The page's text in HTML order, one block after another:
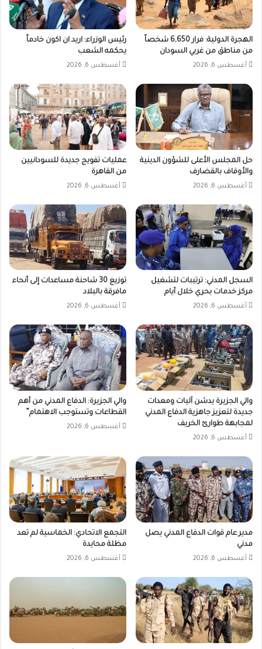
الهجرة الدولية: فرار 6,650 شخصاً
من مناطق من غربي السودان
أغسطس 6, 2026
رئيس الوزراء: اريد ان اكون خادماً
يحكمه الشعب
أغسطس 6, 2026
حل المجلس الأعلى للشؤون الدينية
والأوقاف بالقضارف
أغسطس 6, 2026
عمليات تفويج جديدة للسودانيين
من القاهرة
أغسطس 6, 2026
السجل المدني: ترتيبات لتشغيل
مركز خدمات بحري خلال أيام
أغسطس 6, 2026
توزيع 30 شاحنة مساعدات إلى أنحاء
مافرقة بالبلاد
أغسطس 6, 2026
والي الجزيرة يدشن آليات ومعدات
جديدة لتعزيز جاهزية الدفاع المدني
لمجابهة طوارئ الخريف
أغسطس 6, 2026
والي الجزيرة: الدفاع المدني من أهم
القطاعات وتستوجب الاهتمام”
أغسطس 6, 2026
مدير عام قوات الدفاع المدني يصل
مدني
أغسطس 6, 2026
التجمع الاتحادي: الخماسية لم تعد
مظلة محايدة
أغسطس 6, 2026